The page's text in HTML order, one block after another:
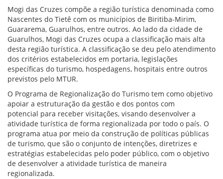
Mogi das Cruzes compõe a região turística denominada como
Nascentes do Tietê com os municípios de Biritiba-Mirim,
Guararema, Guarulhos, entre outros. Ao lado da cidade de
Guarulhos, Mogi das Cruzes ocupa a classificação mais alta
desta região turística. A classificação se deu pelo atendimento
dos critérios estabelecidos em portaria, legislações
específicas do turismo, hospedagens, hospitais entre outros
previstos pelo MTUR.
O Programa de Regionalização do Turismo tem como objetivo
apoiar a estruturação da gestão e dos pontos com
potencial para receber visitações, visando desenvolver a
atividade turística de forma regionalizada por todo o país. O
programa atua por meio da construção de políticas públicas
de turismo, que são o conjunto de intenções, diretrizes e
estratégias estabelecidas pelo poder público, com o objetivo
de desenvolver a atividade turística de maneira
regionalizada.